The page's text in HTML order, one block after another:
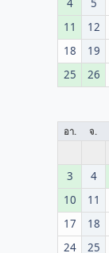
11
12
18
19
25
26
อา. จ.
3
4
10
11
17
18
24
25